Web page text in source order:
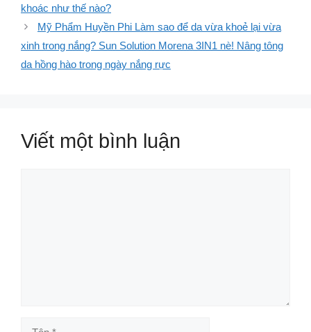
khoác như thế nào?
Mỹ Phẩm Huyền Phi Làm sao để da vừa khoẻ lại vừa
xinh trong nắng? Sun Solution Morena 3IN1 nè! Nâng tông
da hồng hào trong ngày nắng rực
Viết một bình luận